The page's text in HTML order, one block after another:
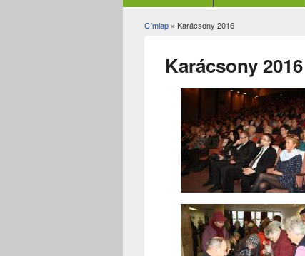
Jelenlegi hely
Címlap » Karácsony 2016
Karácsony 2016